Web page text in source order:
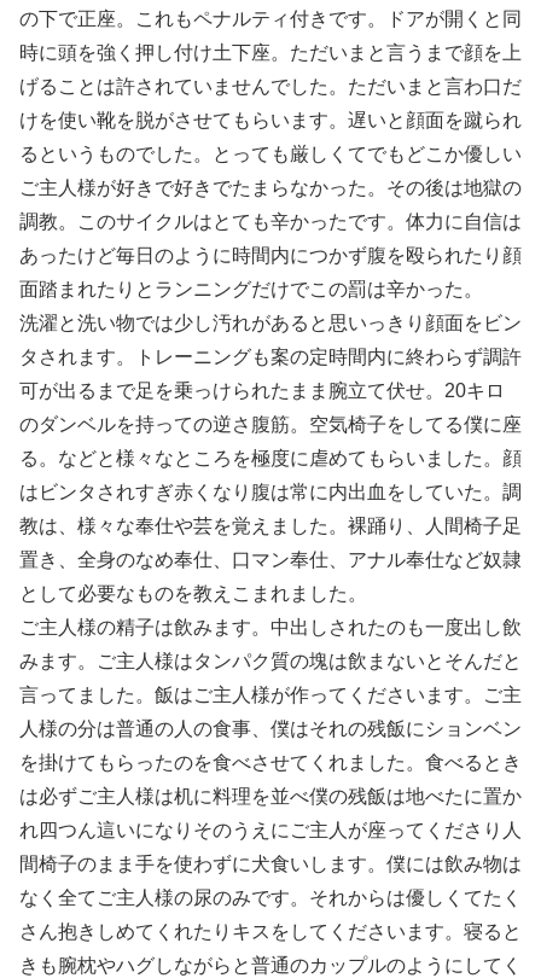
の下で正座。これもペナルティ付きです。ドアが開くと同
時に頭を強く押し付け土下座。ただいまと言うまで顔を上
げることは許されていませんでした。ただいまと言わ口だ
けを使い靴を脱がさせてもらいます。遅いと顔面を蹴られ
るというものでした。とっても厳しくてでもどこか優しい
ご主人様が好きで好きでたまらなかった。その後は地獄の
調教。このサイクルはとても辛かったです。体力に自信は
あったけど毎日のように時間内につかず腹を殴られたり顔
面踏まれたりとランニングだけでこの罰は辛かった。
洗濯と洗い物では少し汚れがあると思いっきり顔面をビン
タされます。トレーニングも案の定時間内に終わらず調許
可が出るまで足を乗っけられたまま腕立て伏せ。20キロ
のダンベルを持っての逆さ腹筋。空気椅子をしてる僕に座
る。などと様々なところを極度に虐めてもらいました。顔
はビンタされすぎ赤くなり腹は常に内出血をしていた。調
教は、様々な奉仕や芸を覚えました。裸踊り、人間椅子足
置き、全身のなめ奉仕、口マン奉仕、アナル奉仕など奴隷
として必要なものを教えこまれました。
ご主人様の精子は飲みます。中出しされたのも一度出し飲
みます。ご主人様はタンパク質の塊は飲まないとそんだと
言ってました。飯はご主人様が作ってくださいます。ご主
人様の分は普通の人の食事、僕はそれの残飯にションベン
を掛けてもらったのを食べさせてくれました。食べるとき
は必ずご主人様は机に料理を並べ僕の残飯は地べたに置か
れ四つん這いになりそのうえにご主人が座ってくださり人
間椅子のまま手を使わずに犬食いします。僕には飲み物は
なく全てご主人様の尿のみです。それからは優しくてたく
さん抱きしめてくれたりキスをしてくださいます。寝ると
きも腕枕やハグしながらと普通のカップルのようにしてく